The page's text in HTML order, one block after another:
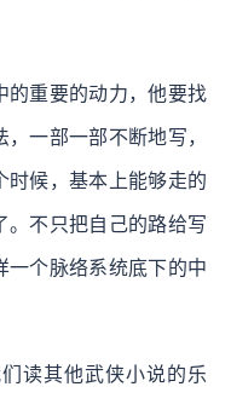
的重要的动力，他要找
一部一部不断地写，
时候，基本上能够走的
。不只把自己的路给写
一个脉络系统底下的中
读其他武侠小说的乐